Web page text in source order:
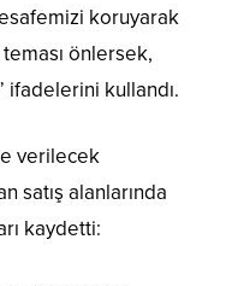
koruyarak
önlersek,
ifadelerini kullandı.
verilecek
satış alanlarında
kaydetti: